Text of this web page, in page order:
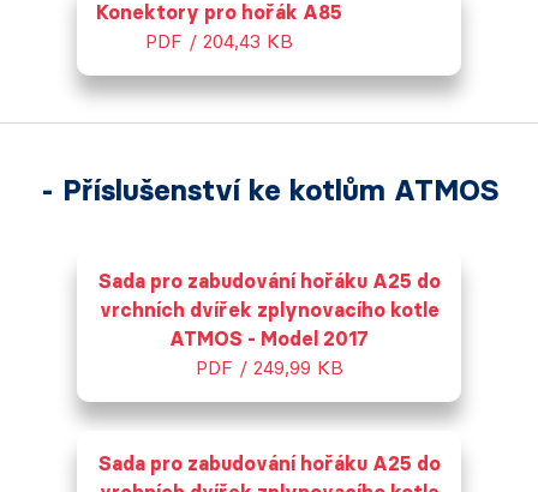
Konektory pro hořák A85
PDF / 204,43 KB
- Příslušenství ke kotlům ATMOS
Sada pro zabudování hořáku A25 do
vrchních dvířek zplynovacího kotle
ATMOS - Model 2017
PDF / 249,99 KB
Sada pro zabudování hořáku A25 do